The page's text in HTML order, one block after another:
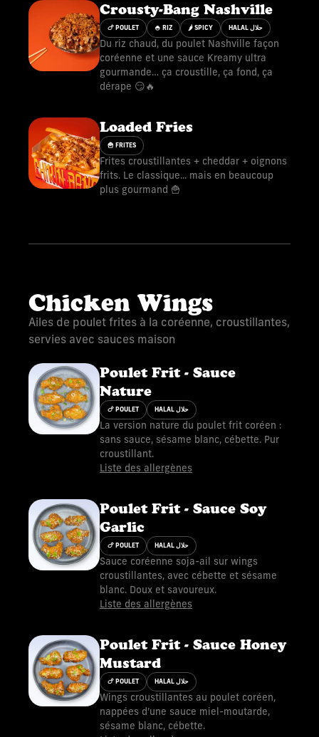
Crousty-Bang Nashville
🍗 POULET 🍚 RIZ 🌶 SPICY HALAL حلال
Du riz chaud, du poulet Nashville façon
coréenne et une sauce Kreamy ultra
gourmande… ça croustille, ça fond, ça
dérape 😏🔥
Loaded Fries
🍟 FRITES
Frites croustillantes + cheddar + oignons
frits. Le classique... mais en beaucoup
plus gourmand 🍟
Chicken Wings
Ailes de poulet frites à la coréenne, croustillantes,
servies avec sauces maison
Poulet Frit - Sauce
Nature
🍗 POULET HALAL حلال
La version nature du poulet frit coréen :
sans sauce, sésame blanc, cébette. Pur
croustillant.
Liste des allergènes
Poulet Frit - Sauce Soy
Garlic
🍗 POULET HALAL حلال
Sauce coréenne soja-ail sur wings
croustillantes, avec cébette et sésame
blanc. Doux et savoureux.
Liste des allergènes
Poulet Frit - Sauce Honey
Mustard
🍗 POULET HALAL حلال
Wings croustillantes au poulet coréen,
nappées d'une sauce miel-moutarde,
sésame blanc, cébette.